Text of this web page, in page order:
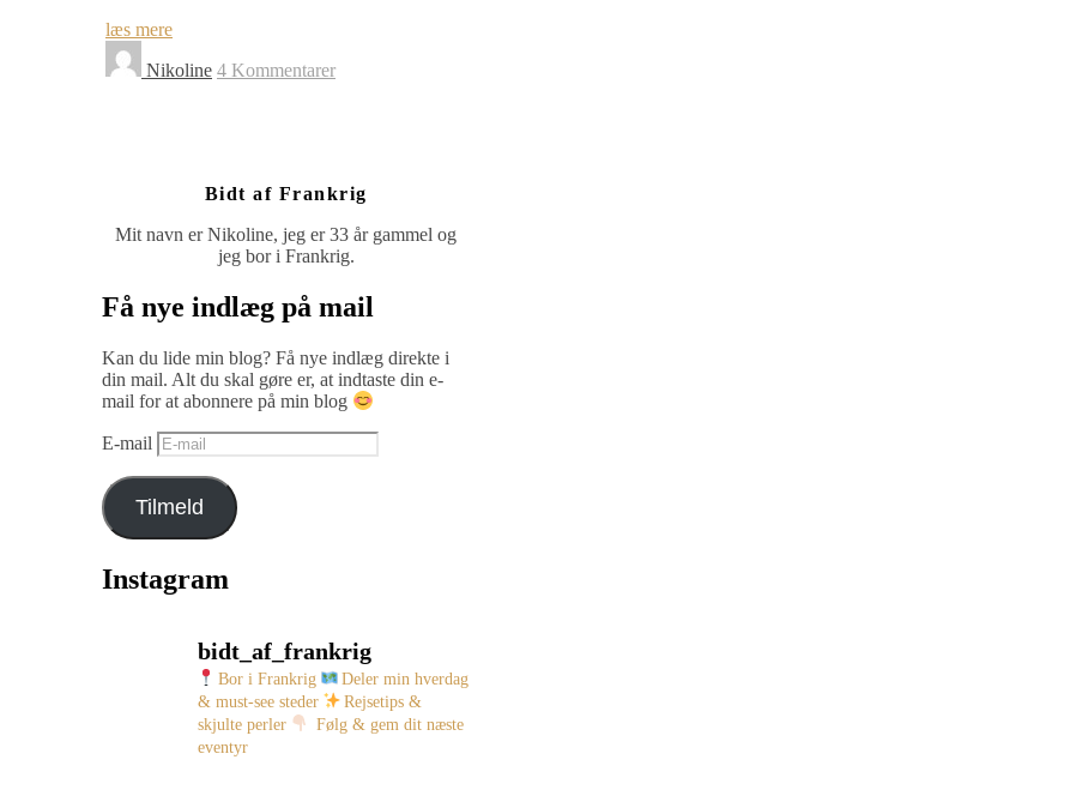
læs mere
Nikoline 4 Kommentarer
Bidt af Frankrig
Mit navn er Nikoline, jeg er 33 år gammel og
jeg bor i Frankrig.
Få nye indlæg på mail
Kan du lide min blog? Få nye indlæg direkte i
din mail. Alt du skal gøre er, at indtaste din e-
mail for at abonnere på min blog
E-mail
Tilmeld
Instagram
bidt_af_frankrig
Bor i Frankrig
Deler min hverdag
& must-see steder
Rejsetips &
skjulte perler
Følg & gem dit næste
eventyr